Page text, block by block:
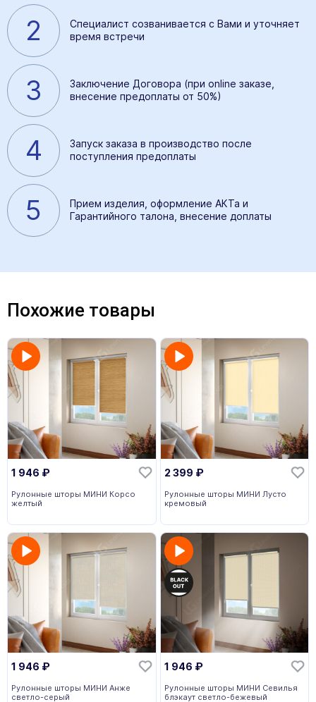
2
Специалист созванивается с Вами и уточняет
время встречи
3
Заключение Договора (при online заказе,
внесение предоплаты от 50%)
4
Запуск заказа в производство после
поступления предоплаты
5
Прием изделия, оформление АКТа и
Гарантийного талона, внесение доплаты
Похожие товары
1 946 ₽
Рулонные шторы МИНИ Корсо
желтый
2 399 ₽
Рулонные шторы МИНИ Лусто
кремовый
1 946 ₽
Рулонные шторы МИНИ Анже
светло-серый
1 946 ₽
Рулонные шторы МИНИ Севилья
блэкаут светло-бежевый